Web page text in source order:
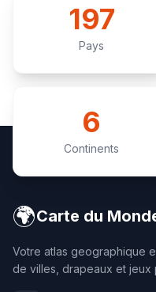
197
Pays
6
Continents
🌍Carte du
Votre atlas geographique
de villes, drapeaux et jeux